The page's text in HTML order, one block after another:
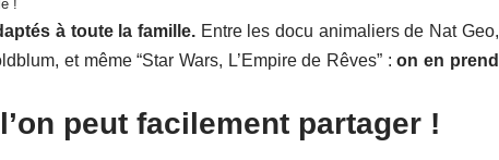
!
à toute la famille. Entre les docu animaliers de Nat Geo,
et même “Star Wars, L’Empire de Rêves” :on en prend
peut facilement partager !